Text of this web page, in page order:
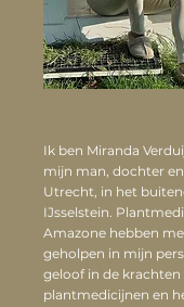
Ik ben Miranda
mijn man, dochter
Utrecht, in het
IJsselstein.
Amazone hebben
geholpen in mijn
geloof in de krachten
plantmedicijnen en